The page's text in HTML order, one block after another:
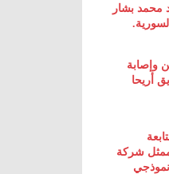
محمد بشار
وإصابة
أريحا
شركة
نموذجي